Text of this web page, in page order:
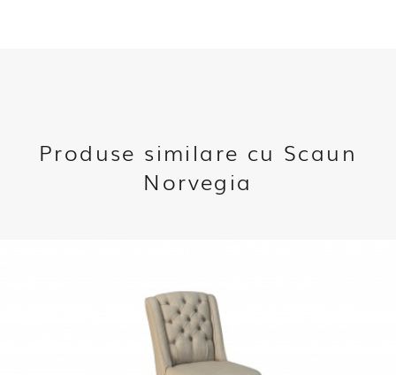
Produse similare cu Scaun
Norvegia